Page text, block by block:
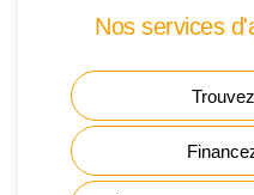
Nos services